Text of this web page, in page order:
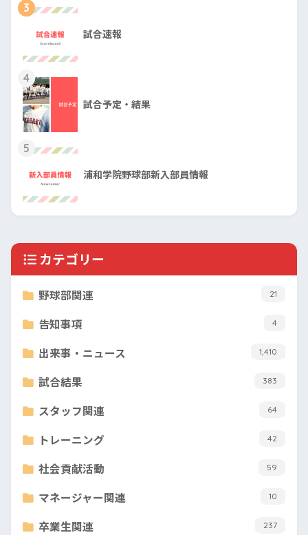
3
試合速報
4
試合予定・結果
5
浦和学院野球部新入部員情報
カテゴリー
野球部関連 21
告知事項 4
出来事・ニュース 1,410
試合結果 383
スタッフ関連 64
トレーニング 42
社会貢献活動 59
マネージャー関連 10
卒業生関連 237